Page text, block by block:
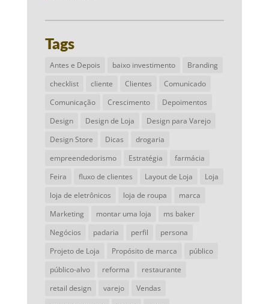
Tags
Antes e Depois baixo investimento
Branding
checklist
cliente Clientes
Comunicado
Comunicação
Crescimento
Depoimentos
Design
Design de Loja
Design para Varejo
Design Store
Dicas
drogaria
empreendedorismo
Estratégia
farmácia
Feira
fluxo de clientes Layout de Loja
Loja
loja de eletrônicos
loja de roupa
marca
Marketing
montar uma loja
ms baker
Negócios
padaria perfil
persona
Projeto de Loja
Propósito de marca
público
público-alvo
reforma
restaurante
retail design
varejo
Vendas